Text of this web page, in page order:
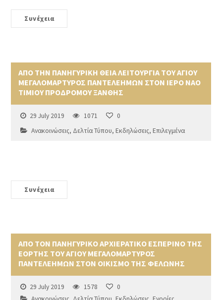
Συνέχεια
ΑΠΟ ΤΗΝ ΠΑΝΗΓΥΡΙΚΗ ΘΕΙΑ ΛΕΙΤΟΥΡΓΙΑ ΤΟΥ ΑΓΙΟΥ
ΜΕΓΑΛΟΜΑΡΤΥΡΟΣ ΠΑΝΤΕΛΕΗΜΩΝ ΣΤΟΝ ΙΕΡΟ ΝΑΟ
ΤΙΜΙΟΥ ΠΡΟΔΡΟΜΟΥ ΞΑΝΘΗΣ
29 July 2019 1071
0
Ανακοινώσεις, Δελτία Τύπου,Εκδηλώσεις,Επιλεγμένα
Συνέχεια
ΑΠΟ ΤΟΝ ΠΑΝΗΓΥΡΙΚΟ ΑΡΧΙΕΡΑΤΙΚΟ ΕΣΠΕΡΙΝΟ ΤΗΣ
ΕΟΡΤΗΣ ΤΟΥ ΑΓΙΟΥ ΜΕΓΑΛΟΜΑΡΤΥΡΟΣ
ΠΑΝΤΕΛΕΗΜΩΝ ΣΤΟΝ ΟΙΚΙΣΜΟ ΤΗΣ ΦΕΛΩΝΗΣ
29 July 2019 1578
0